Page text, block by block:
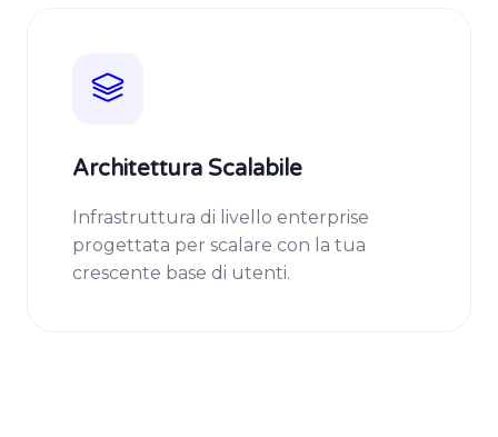
Architettura Scalabile
Infrastruttura di livello enterprise
progettata per scalare con la tua
crescente base di utenti.